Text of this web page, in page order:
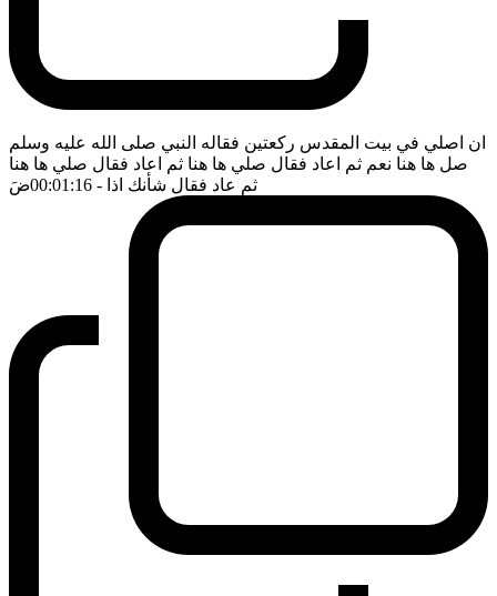
ان اصلي في بيت المقدس ركعتين فقاله النبي صلى الله عليه وسلم
صل ها هنا نعم ثم اعاد فقال صلي ها هنا ثم اعاد فقال صلي ها هنا
ثم عاد فقال شأنك اذا - 00:01:16 ضَ